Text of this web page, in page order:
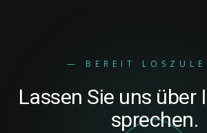
— BEREIT
Lassen Sie uns über
sprechen.